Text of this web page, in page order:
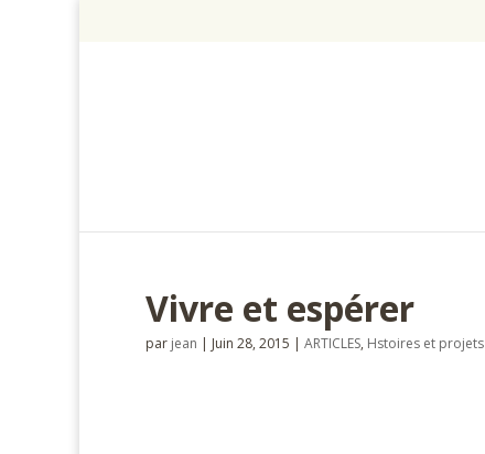
Vivre et espérer
par jean | Juin 28, 2015 | ARTICLES, Hstoires et